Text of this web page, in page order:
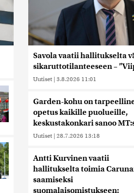
Savola vaatii hallitukselta
sikaruttotilanteeseen –
Uutiset | 3.8.2026 11:01
Garden-kohu on
opetus kaikille puolueille,
keskustakonkari sanoo
Uutiset | 28.7.2026 13:18
Antti Kurvinen vaatii
hallitukselta toimia
saamiseksi
suomalaisomistukseen: